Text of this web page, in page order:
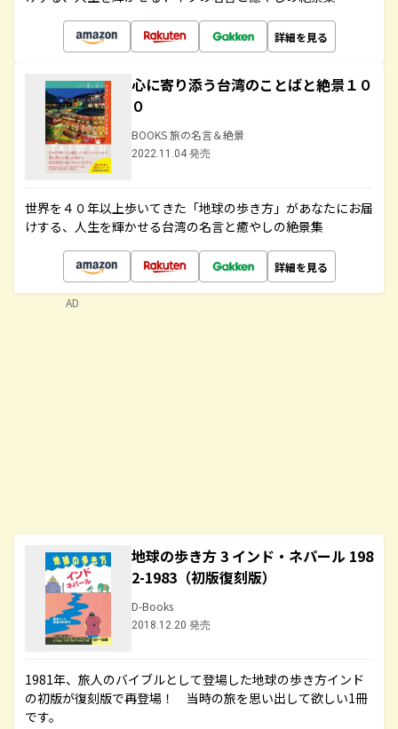
詳細を見る
心に寄り添う台湾のことばと絶景１０
０
BOOKS 旅の名言＆絶景
2022.11.04 発売
世界を４０年以上歩いてきた「地球の歩き方」があなたにお届
けする、人生を輝かせる台湾の名言と癒やしの絶景集
詳細を見る
地球の歩き方 3 インド・ネパール 198
2-1983（初版復刻版）
D-Books
2018.12.20 発売
1981年、旅人のバイブルとして登場した地球の歩き方インド
の初版が復刻版で再登場！ 当時の旅を思い出して欲しい1冊
です。
AD